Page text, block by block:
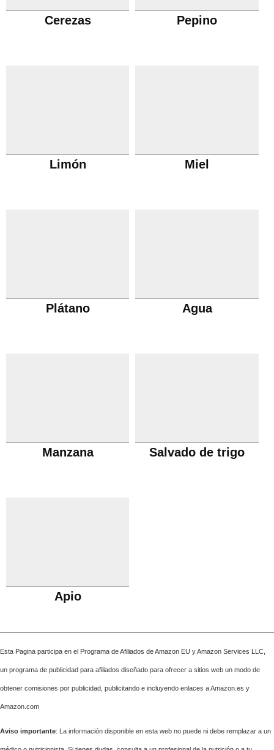
Cerezas Pepino
Limón Miel
Plátano Agua
Manzana Salvado de trigo
Apio
Esta Pagina participa en el Programa de Afiliados de Amazon EU y Amazon Services LLC,
un programa de publicidad para afiliados diseñado para ofrecer a sitios web un modo de
obtener comisiones por publicidad, publicitando e incluyendo enlaces a Amazon.es y
Amazon.com
Aviso importante: La información disponible en esta web no puede ni debe remplazar a un